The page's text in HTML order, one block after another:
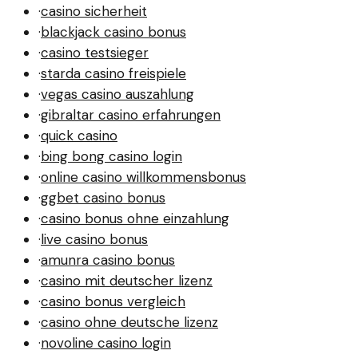
·casino sicherheit
·blackjack casino bonus
·casino testsieger
·starda casino freispiele
·vegas casino auszahlung
·gibraltar casino erfahrungen
·quick casino
·bing bong casino login
·online casino willkommensbonus
·ggbet casino bonus
·casino bonus ohne einzahlung
·live casino bonus
·amunra casino bonus
·casino mit deutscher lizenz
·casino bonus vergleich
·casino ohne deutsche lizenz
·novoline casino login